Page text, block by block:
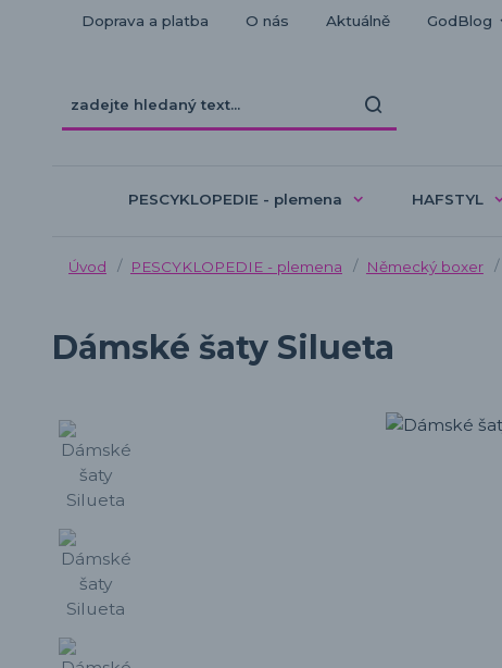
Doprava a platba O nás Aktuálně GodBlog
PESCYKLOPEDIE - plemena HAFSTYL
Úvod PESCYKLOPEDIE - plemena Německý boxer
Dámské šaty Silueta